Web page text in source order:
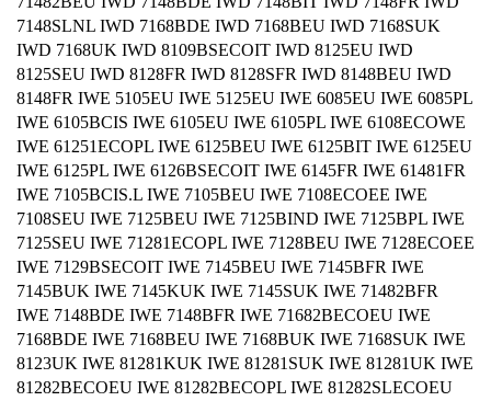
7148SLNL IWD 7168BDE IWD 7168BEU IWD 7168SUK
IWD 7168UK IWD 8109BSECOIT IWD 8125EU IWD
8125SEU IWD 8128FR IWD 8128SFR IWD 8148BEU IWD
8148FR IWE 5105EU IWE 5125EU IWE 6085EU IWE 6085PL
IWE 6105BCIS IWE 6105EU IWE 6105PL IWE 6108ECOWE
IWE 61251ECOPL IWE 6125BEU IWE 6125BIT IWE 6125EU
IWE 6125PL IWE 6126BSECOIT IWE 6145FR IWE 61481FR
IWE 7105BCIS.L IWE 7105BEU IWE 7108ECOEE IWE
7108SEU IWE 7125BEU IWE 7125BIND IWE 7125BPL IWE
7125SEU IWE 71281ECOPL IWE 7128BEU IWE 7128ECOEE
IWE 7129BSECOIT IWE 7145BEU IWE 7145BFR IWE
7145BUK IWE 7145KUK IWE 7145SUK IWE 71482BFR
IWE 7148BDE IWE 7148BFR IWE 71682BECOEU IWE
7168BDE IWE 7168BEU IWE 7168BUK IWE 7168SUK IWE
8123UK IWE 81281KUK IWE 81281SUK IWE 81281UK IWE
81282BECOEU IWE 81282BECOPL IWE 81282SLECOEU